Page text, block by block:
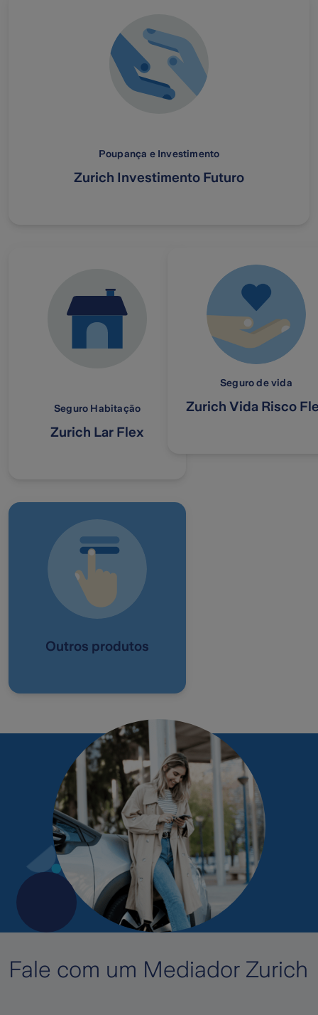
Poupança e Investimento
Zurich Investimento Futuro
Seguro Habitação
Zurich Lar Flex
Seguro de vida
Zurich Vida Risco
Outros produtos
Fale com um Mediador Zurich